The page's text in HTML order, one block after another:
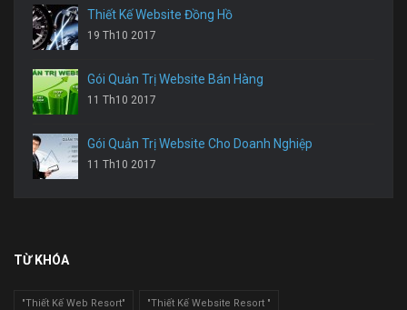
Thiết Kế Website Đồng Hồ
19 Th10 2017
Gói Quản Trị Website Bán Hàng
11 Th10 2017
Gói Quản Trị Website Cho Doanh Nghiệp
11 Th10 2017
TỪ KHÓA
"Thiết Kế Web Resort" "Thiết Kế Website Resort "